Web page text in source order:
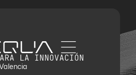
LA INNOVACIÓN